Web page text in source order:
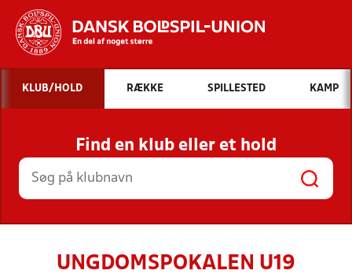
Hvad vil du søge efter?
INDHOLD OG NYHEDER
STILLINGER, RESULTATER, KLUBBER OG
HOLD
KLUB/HOLD RÆKKE SPILLESTED KAMP
Find en klub eller et hold
UNGDOMSPOKALEN U19